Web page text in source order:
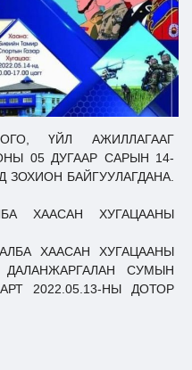
ҮЙЛ АЖИЛЛАГААГ
05 ДУГААР САРЫН 14-
БАЙГУУЛАГДАНА.
ХААСАН ХУГАЦААНЫ
ХААСАН ХУГАЦААНЫ
ДАЛАНЖАРГАЛАН СУМЫН
2022.05.13-НЫ ДОТОР